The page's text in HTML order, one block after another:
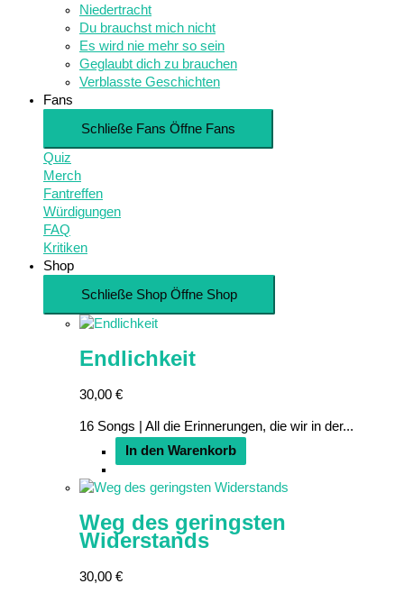
Niedertracht
Du brauchst mich nicht
Es wird nie mehr so sein
Geglaubt dich zu brauchen
Verblasste Geschichten
Fans
Schließe Fans Öffne Fans
Quiz
Merch
Fantreffen
Würdigungen
FAQ
Kritiken
Shop
Schließe Shop Öffne Shop
Endlichkeit
30,00 €
16 Songs | All die Erinnerungen, die wir in der...
In den Warenkorb
Weg des geringsten
Widerstands
30,00 €